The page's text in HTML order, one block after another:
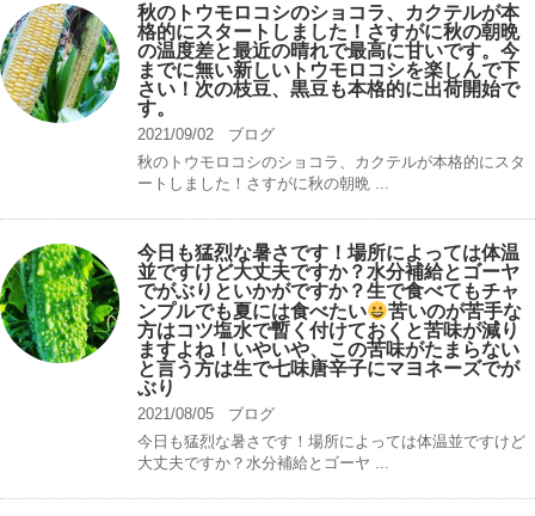
秋のトウモロコシのショコラ、カクテルが本
格的にスタートしました！さすがに秋の朝晩
の温度差と最近の晴れで最高に甘いです。今
までに無い新しいトウモロコシを楽しんで下
さい！次の枝豆、黒豆も本格的に出荷開始で
す。
2021/09/02
ブログ
秋のトウモロコシのショコラ、カクテルが本格的にスタ
ートしました！さすがに秋の朝晩 ...
今日も猛烈な暑さです！場所によっては体温
並ですけど大丈夫ですか？水分補給とゴーヤ
でがぶりといかがですか？生で食べてもチャ
ンプルでも夏には食べたい
苦いのが苦手な
方はコツ塩水で暫く付けておくと苦味が減り
ますよね！いやいや、この苦味がたまらない
と言う方は生で七味唐辛子にマヨネーズでが
ぶり
2021/08/05
ブログ
今日も猛烈な暑さです！場所によっては体温並ですけど
大丈夫ですか？水分補給とゴーヤ ...